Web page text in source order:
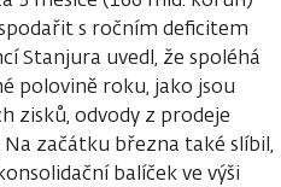
s ročním deficitem
Stanjura uvedl, že spoléhá
polovině roku, jako jsou
zisků, odvody z prodeje
začátku března také slíbil,
balíček ve výši